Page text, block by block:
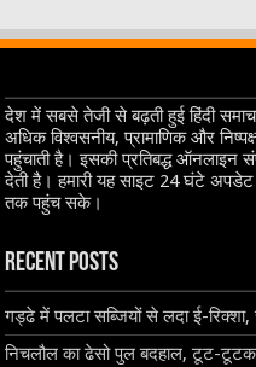
देश में सबसे तेजी से बढ़ती हुई हिंदी
अधिक विश्वसनीय, प्रामाणिक और
पहुंचाती है। इसकी प्रतिबद्ध ऑनलाइन
देती है। हमारी यह साइट 24 घंटे अपडेट
तक पहुंच सके।
Recent Posts
गड्ढे में पलटा सब्जियों से लदा ई-
निचलौल का ढेसो पुल बदहाल, टूट-